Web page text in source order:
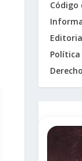
Código
Política